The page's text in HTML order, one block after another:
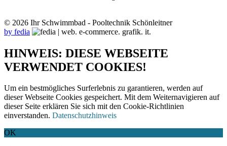
© 2026 Ihr Schwimmbad - Pooltechnik Schönleitner
by fedia
HINWEIS: DIESE WEBSEITE
VERWENDET COOKIES!
Um ein bestmögliches Surferlebnis zu garantieren, werden auf
dieser Webseite Cookies gespeichert. Mit dem Weiternavigieren auf
dieser Seite erklären Sie sich mit den Cookie-Richtlinien
einverstanden. Datenschutzhinweis
OK